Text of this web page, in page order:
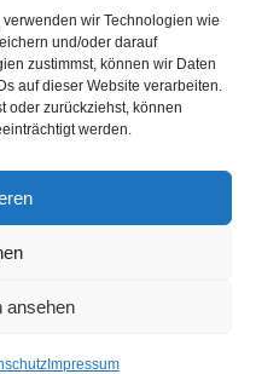
wir Technologien wie
und/oder darauf
zustimmst, können wir Daten
auf dieser Website verarbeiten.
oder zurückziehst, können
werden.
ansehen
Impressum
diesem Ort</li>
Haftung
curls.de - All rights
owners / companies.